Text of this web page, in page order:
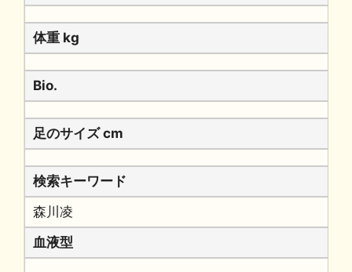
体重 kg
Bio.
足のサイズ cm
検索キーワード
森川凌
血液型